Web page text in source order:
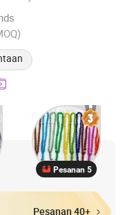
2013
Pesanan 5
Pesanan 40+